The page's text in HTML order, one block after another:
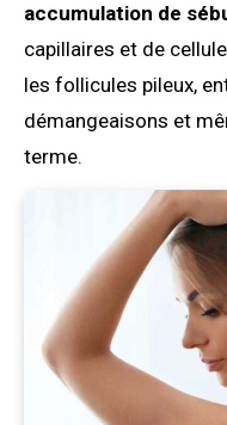
accumulation de
capillaires et de
les follicules pileux,
démangeaisons et
terme.